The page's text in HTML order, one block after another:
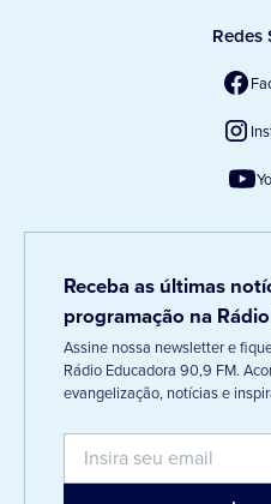
Redes
Receba as últimas
programação na
Assine nossa newsletter e
Rádio Educadora 90,9 FM.
evangelização, notícias e